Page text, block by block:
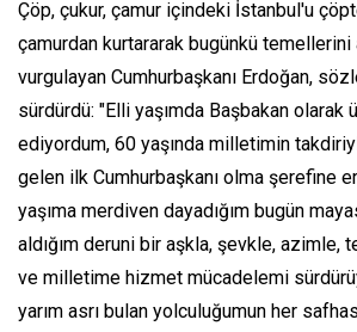
Çöp, çukur, çamur içindeki İstanbul'u
çamurdan kurtararak bugünkü temellerini
vurgulayan Cumhurbaşkanı Erdoğan,
sürdürdü: "Elli yaşımda Başbakan olarak
ediyordum, 60 yaşında milletimin
gelen ilk Cumhurbaşkanı olma şerefine
yaşıma merdiven dayadığım bugün
aldığım deruni bir aşkla, şevkle, azimle,
ve milletime hizmet mücadelemi
yarım asrı bulan yolculuğumun her